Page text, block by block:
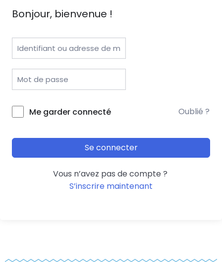
Bonjour, bienvenue !
Me garder connecté Oublié ?
Se connecter
Vous n’avez pas de compte ?
S’inscrire maintenant